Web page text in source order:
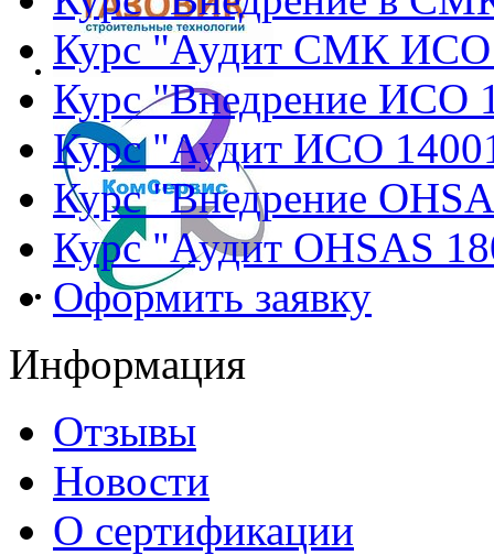
Курс "Аудит СМК ИСО
Курс "Внедрение ИСО
Курс "Аудит ИСО
Курс "Внедрение
Курс "Аудит OHSAS
Оформить заявку
Информация
Отзывы
Новости
О сертификации